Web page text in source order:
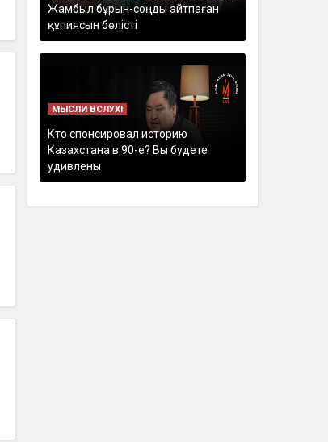
Жамбыл бұрын-соңды айтпаған
құпиясын бөлісті
МЫСЛИ ВСЛУХ!
Кто спонсировал историю
Казахстана в 90-е? Вы будете
удивлены